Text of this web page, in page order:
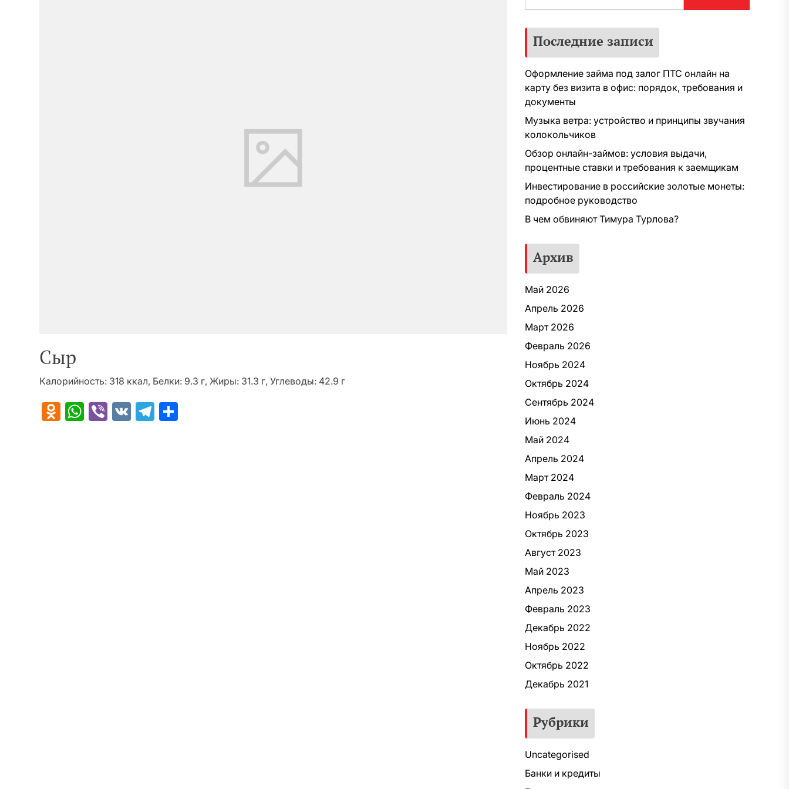
Сыр
Калорийность: 318 ккал, Белки: 9.3 г, Жиры: 31.3 г, Углеводы: 42.9 г
Odnoklassniki
WhatsApp
Viber
VK Telegram
Последние записи
Оформление займа под залог ПТС онлайн на
карту без визита в офис: порядок, требования и
документы
Музыка ветра: устройство и принципы звучания
колокольчиков
Обзор онлайн-займов: условия выдачи,
процентные ставки и требования к заемщикам
Инвестирование в российские золотые монеты:
подробное руководство
В чем обвиняют Тимура Турлова?
Архив
Май 2026
Апрель 2026
Март 2026
Февраль 2026
Ноябрь 2024
Октябрь 2024
Сентябрь 2024
Июнь 2024
Май 2024
Апрель 2024
Март 2024
Февраль 2024
Ноябрь 2023
Октябрь 2023
Август 2023
Май 2023
Апрель 2023
Февраль 2023
Декабрь 2022
Ноябрь 2022
Октябрь 2022
Декабрь 2021
Рубрики
Uncategorised
Банки и кредиты